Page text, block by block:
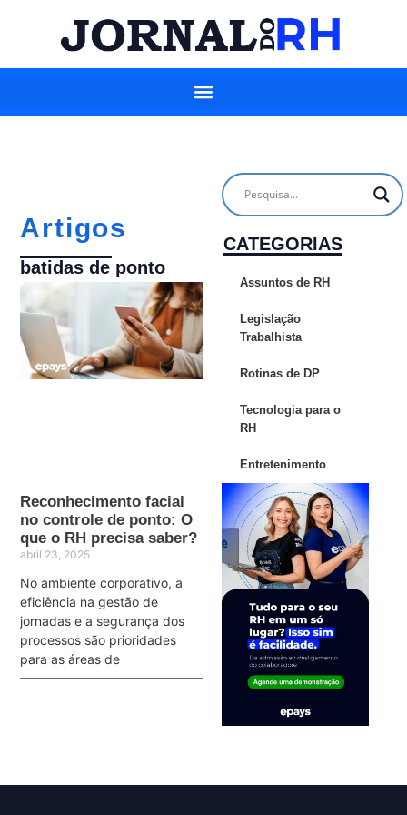
Artigos
batidas de ponto
Reconhecimento facial
no controle de ponto: O
que o RH precisa saber?
abril 23, 2025
No ambiente corporativo, a
eficiência na gestão de
jornadas e a segurança dos
processos são prioridades
para as áreas de
CATEGORIAS
Assuntos de RH
Legislação
Trabalhista
Rotinas de DP
Tecnologia para o
RH
Entretenimento